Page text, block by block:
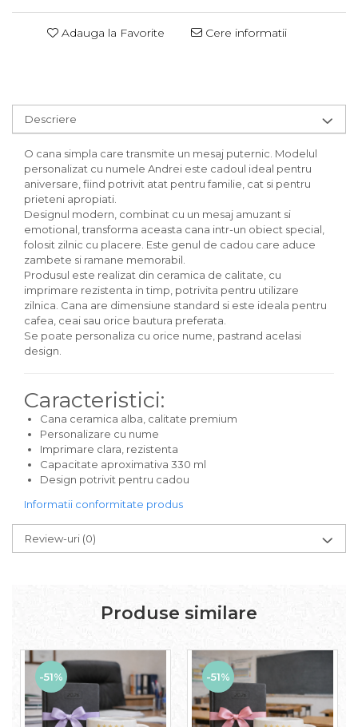
Adauga la Favorite Cere informatii
Descriere
O cana simpla care transmite un mesaj puternic. Modelul
personalizat cu numele Andrei este cadoul ideal pentru
aniversare, fiind potrivit atat pentru familie, cat si pentru
prieteni apropiati.
Designul modern, combinat cu un mesaj amuzant si
emotional, transforma aceasta cana intr-un obiect special,
folosit zilnic cu placere. Este genul de cadou care aduce
zambete si ramane memorabil.
Produsul este realizat din ceramica de calitate, cu
imprimare rezistenta in timp, potrivita pentru utilizare
zilnica. Cana are dimensiune standard si este ideala pentru
cafea, ceai sau orice bautura preferata.
Se poate personaliza cu orice nume, pastrand acelasi
design.
Caracteristici:
Cana ceramica alba, calitate premium
Personalizare cu nume
Imprimare clara, rezistenta
Capacitate aproximativa 330 ml
Design potrivit pentru cadou
Informatii conformitate produs
Review-uri (0)
Produse similare
-51% -51%